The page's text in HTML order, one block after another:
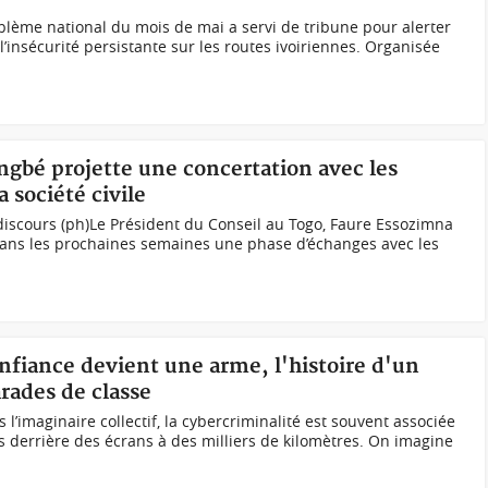
national du mois de mai a servi de tribune pour alerter
persistante sur les routes ivoiriennes. Organisée
projette une concertation avec les
société civile
(ph)Le Président du Conseil au Togo, Faure Essozimna
les prochaines semaines une phase d’échanges avec les
devient une arme, l'histoire d'un
de classe
l’imaginaire collectif, la cybercriminalité est souvent associée
derrière des écrans à des milliers de kilomètres. On imagine